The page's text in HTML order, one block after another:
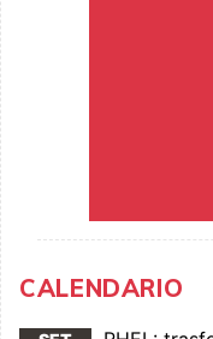
CALENDARIO